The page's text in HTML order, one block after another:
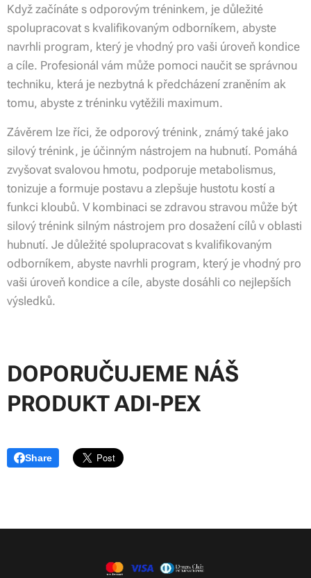
Když začínáte s odporovým tréninkem, je důležité
spolupracovat s kvalifikovaným odborníkem, abyste
navrhli program, který je vhodný pro vaši úroveň kondice
a cíle. Profesionál vám může pomoci naučit se správnou
techniku, která je nezbytná k předcházení zraněním ak
tomu, abyste z tréninku vytěžili maximum.
Závěrem lze říci, že odporový trénink, známý také jako
silový trénink, je účinným nástrojem na hubnutí. Pomáhá
zvyšovat svalovou hmotu, podporuje metabolismus,
tonizuje a formuje postavu a zlepšuje hustotu kostí a
funkci kloubů. V kombinaci se zdravou stravou může být
silový trénink silným nástrojem pro dosažení cílů v oblasti
hubnutí. Je důležité spolupracovat s kvalifikovaným
odborníkem, abyste navrhli program, který je vhodný pro
vaši úroveň kondice a cíle, abyste dosáhli co nejlepších
výsledků.
DOPORUČUJEME NÁŠ
PRODUKT ADI-PEX
Share